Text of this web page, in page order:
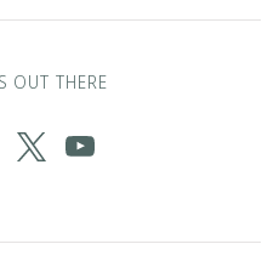
OUT THERE